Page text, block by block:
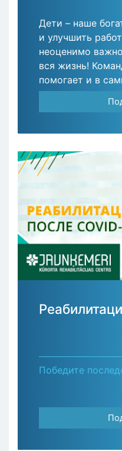
Дети – наше
и улучшить
неоценимо
вся жизнь!
помогает и в
сложных случаях.
Победите